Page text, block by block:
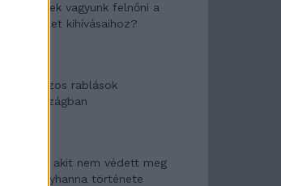
Képtelenek vagyunk felnőni a
felnőtt élet kihívásaihoz?
Altatógázos rablások
Olaszországban
A kislány, akit nem védett meg
senki – Lyhanna története